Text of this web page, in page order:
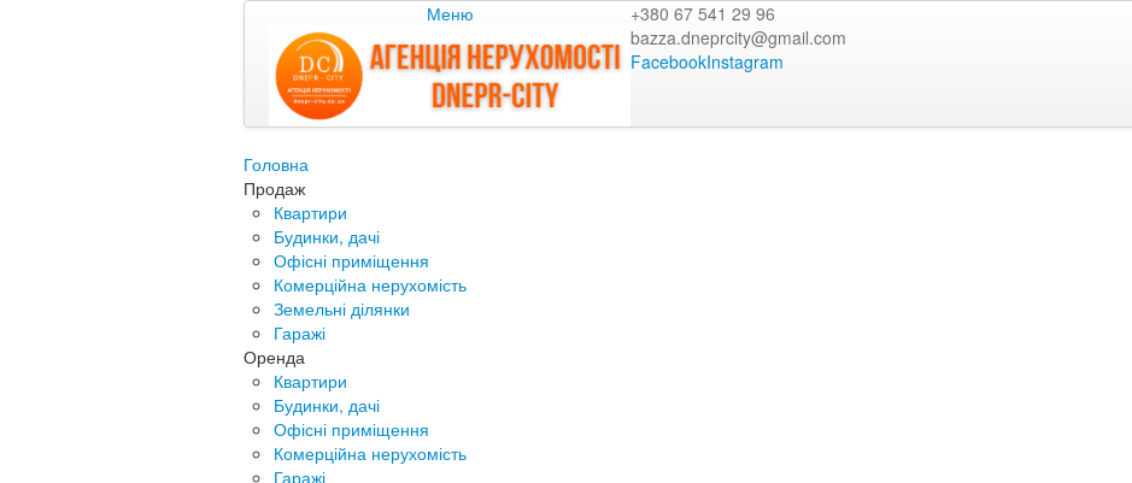
Меню
+380 67 541 29 96
bazza.dneprcity@gmail.com
FacebookInstagram
Головна
Продаж
Квартири
Будинки, дачі
Офісні приміщення
Комерційна нерухомість
Земельні ділянки
Гаражі
Оренда
Квартири
Будинки, дачі
Офісні приміщення
Комерційна нерухомість
Гаражі